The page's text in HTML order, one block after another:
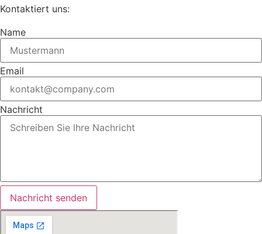
Kontaktiert uns:
Name
Email
Nachricht
Nachricht senden